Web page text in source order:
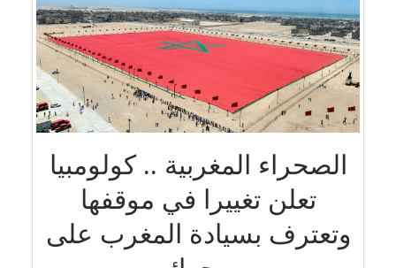
الصحراء المغربية .. كولومبيا
تعلن تغييرا في موقفها
وتعترف بسيادة المغرب على